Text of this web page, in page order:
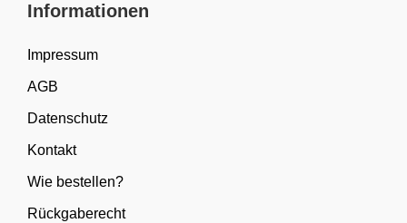
Informationen
Impressum
AGB
Datenschutz
Kontakt
Wie bestellen?
Rückgaberecht